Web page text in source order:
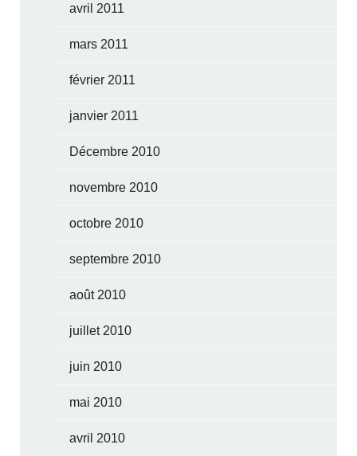
avril 2011
mars 2011
février 2011
janvier 2011
Décembre 2010
novembre 2010
octobre 2010
septembre 2010
août 2010
juillet 2010
juin 2010
mai 2010
avril 2010